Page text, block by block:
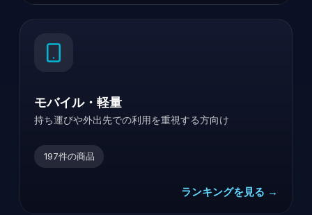
モバイル・軽量
持ち運びや外出先での利用を重視する方向け
197件の商品
ランキングを見る →